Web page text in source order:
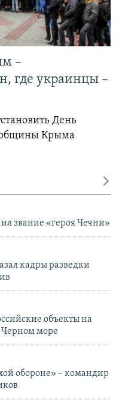
–
где украинцы –
День
общины Крыма
звание «героя Чечни»
кадры разведки
объекты на
Черном море
обороне» – командир